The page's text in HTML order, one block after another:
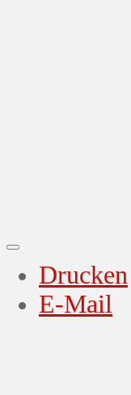
Drucken
E-Mail